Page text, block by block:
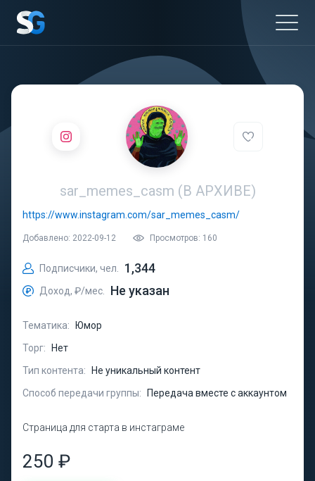
sar_memes_casm (В АРХИВЕ)
https://www.instagram.com/sar_memes_casm/
Добавлено: 2022-09-12 Просмотров: 160
Подписчики, чел. 1,344
Доход, ₽/мес. Не указан
Тематика:
Юмор
Торг:
Нет
Тип контента:
Не уникальный контент
Способ передачи группы:
Передача вместе с аккаунтом
Страница для старта в инстаграме
250 ₽